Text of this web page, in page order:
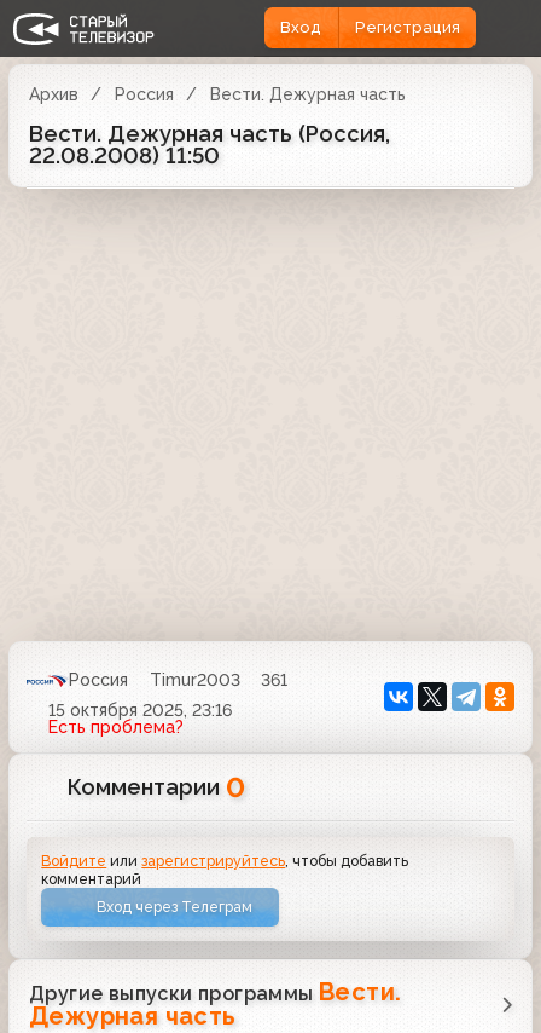
Вход Регистрация
Архив Россия Вести. Дежурная часть
Вести. Дежурная часть (Россия,
22.08.2008) 11:50
Россия Timur2003
361
15 октября 2025, 23:16
Есть проблема?
Комментарии 0
Войдите илизарегистрируйтесь , чтобы добавить
комментарий
Вход через Телеграм
Другие выпуски программы Вести.
Дежурная часть